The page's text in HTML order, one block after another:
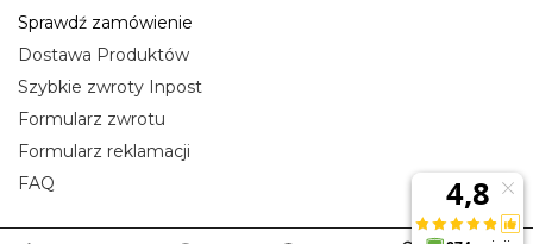
Sprawdź zamówienie
Dostawa Produktów
Szybkie zwroty Inpost
Formularz zwrotu
Formularz reklamacji
FAQ